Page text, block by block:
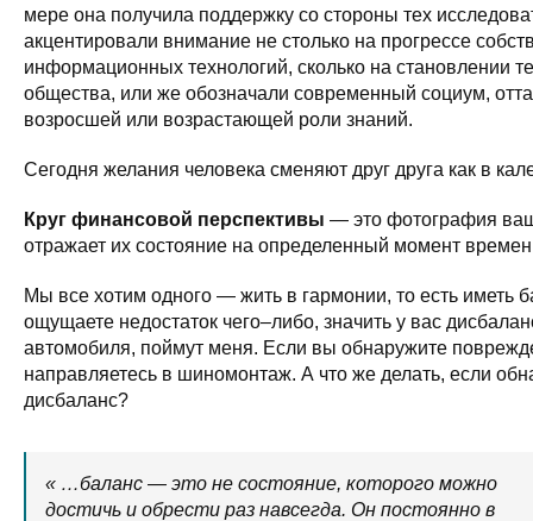
мере она получила поддержку со стороны тех
акцентировали внимание не столько на прогрессе
информационных технологий, сколько на становлении
общества, или же обозначали современный социум,
возросшей или возрастающей роли знаний.
Сегодня желания человека сменяют друг друга как в
Круг финансовой перспективы — это фотография
отражает их состояние на определенный момент
Мы все хотим одного — жить в гармонии, то есть иметь
ощущаете недостаток чего–либо, значить у вас
автомобиля, поймут меня. Если вы обнаружите
направляетесь в шиномонтаж. А что же делать, если
дисбаланс?
« …баланс — это не состояние, которого можно
достичь и обрести раз навсегда. Он постоянно в